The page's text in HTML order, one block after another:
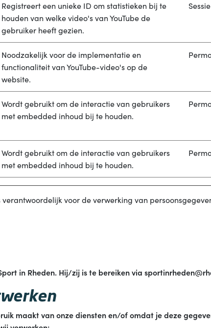
Registreert een unieke ID om statistieken bij te
houden van welke video's van YouTube de
gebruiker heeft gezien.
Sessie
Noodzakelijk voor de implementatie en
functionaliteit van YouTube-video's op de
website.
Wordt gebruikt om de interactie van gebruikers
met embedded inhoud bij te houden.
Wordt gebruikt om de interactie van gebruikers
met embedded inhoud bij te houden.
voor de verwerking van
in Rheden. Hij/zij is te bereiken via
maakt van onze diensten en/of omdat je deze